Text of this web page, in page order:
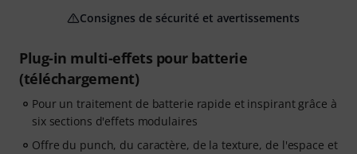
Plug-in multi-effets pour batterie
(téléchargement)
Pour un traitement de batterie rapide et inspirant grâce à
six sections d'effets modulaires
Offre du punch, du caractère, de la texture, de l'espace et
Consignes de sécurité et avertissements